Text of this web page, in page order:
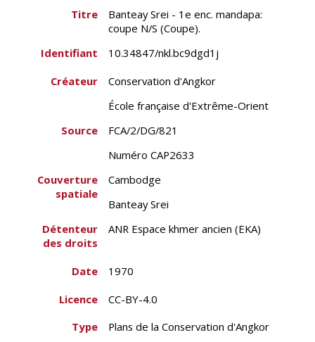
Titre
Banteay Srei - 1e enc. mandapa:
coupe N/S (Coupe).
Identifiant
10.34847/nkl.bc9dgd1j
Créateur
Conservation d'Angkor
École française d'Extrême-Orient
Source
FCA/2/DG/821
Numéro CAP2633
Couverture
spatiale
Cambodge
Banteay Srei
Détenteur
des droits
ANR Espace khmer ancien (EKA)
Date
1970
Licence
CC-BY-4.0
Type
Plans de la Conservation d'Angkor